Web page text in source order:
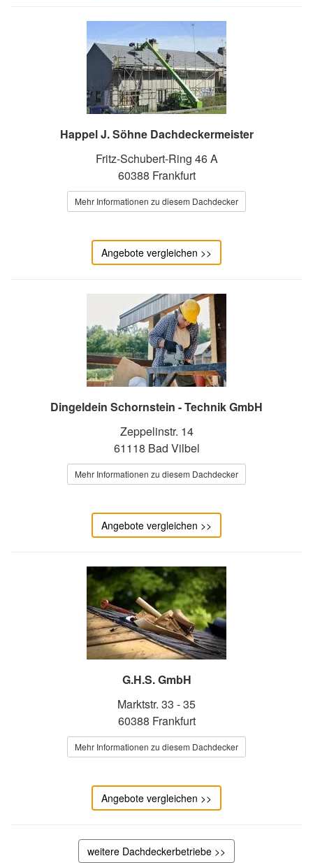
Happel J. Söhne Dachdeckermeister
Fritz-Schubert-Ring 46 A
60388 Frankfurt
Mehr Informationen zu diesem Dachdecker
Angebote vergleichen >>
Dingeldein Schornstein - Technik GmbH
Zeppelinstr. 14
61118 Bad Vilbel
Mehr Informationen zu diesem Dachdecker
Angebote vergleichen >>
G.H.S. GmbH
Marktstr. 33 - 35
60388 Frankfurt
Mehr Informationen zu diesem Dachdecker
Angebote vergleichen >>
weitere Dachdeckerbetriebe >>